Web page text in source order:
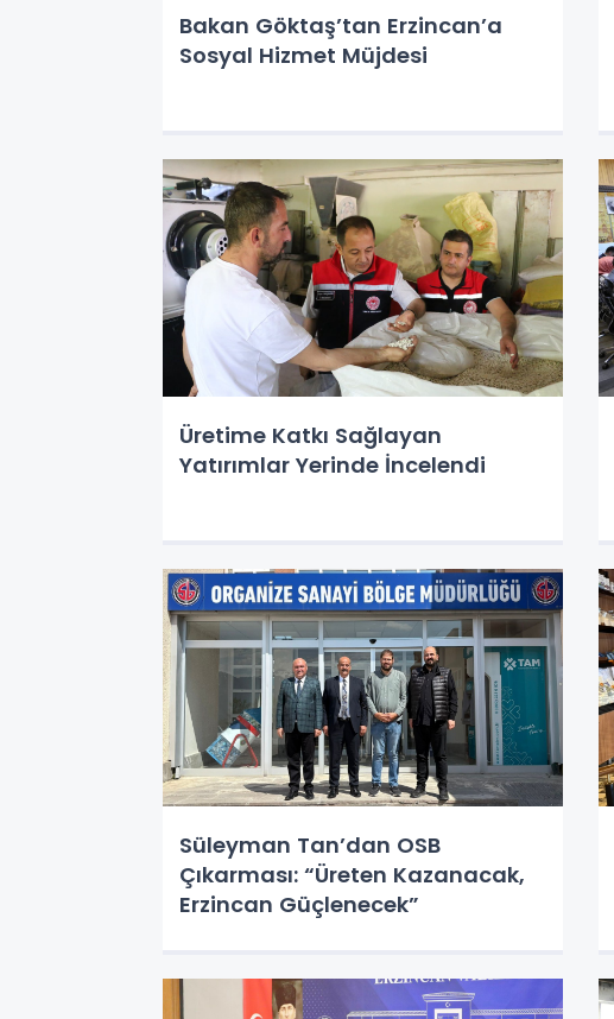
Bakan Göktaş’tan Erzincan’a
Sosyal Hizmet Müjdesi
Üretime Katkı Sağlayan
Yatırımlar Yerinde İncelendi
Süleyman Tan’dan OSB
Çıkarması: “Üreten Kazanacak,
Erzincan Güçlenecek”